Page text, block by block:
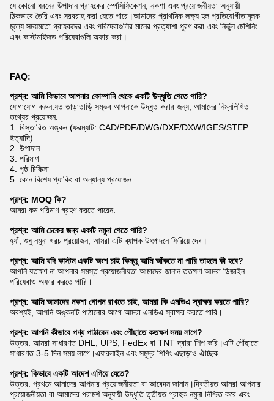
যে কোনো ধরনের উপাদান গ্রাহকের স্পেসিফিকেশন, নকশা এবং প্রয়োজনীয়তা অনুযায়ী
ঠিকভাবে তৈরি এবং সরবরাহ করা যেতে পারে।আমাদের প্রাথমিক লক্ষ্য হল প্রতিযোগীতামূলক
মূল্যে সময়মতো গ্রাহকদের এবং পরিষেবাগুলির মানের প্রত্যাশা পূরণ করা এবং নির্ভুল মেশিনিং
এবং কাস্টমাইজড পরিষেবাগুলি অফার করা।
FAQ:
প্রশ্ন: আমি কিভাবে আপনার কোম্পানি থেকে একটি উদ্ধৃতি পেতে পারি?
যোগাযোগ করুন.যত তাড়াতাড়ি সম্ভব আপনাকে উদ্ধৃত করার জন্য, আমাদের নিম্নলিখিত
তথ্যের প্রয়োজন:
1. বিস্তারিত অঙ্কন (ফরম্যাট: CAD/PDF/DWG/DXF/DXW/IGES/STEP
ইত্যাদি)
2. উপাদান
3. পরিমাণ
4. পৃষ্ঠ চিকিত্সা
5. কোন বিশেষ প্যাকিং বা অন্যান্য প্রয়োজন
প্রশ্ন: MOQ কি?
আমরা কম পরিমাণ গ্রহণ করতে পারেন.
প্রশ্ন: আমি চেকের জন্য একটি নমুনা পেতে পারি?
হ্যাঁ, শুধু নমুনা খরচ প্রয়োজন, আমরা এটি ব্যাপক উৎপাদনে ফিরিয়ে দেব।
প্রশ্ন: আমি যদি কাস্টম একটি অংশ চাই কিন্তু আমি আঁকতে না পারি তাহলে কী হবে?
আপনি যতক্ষণ না আপনার সমস্ত প্রয়োজনীয়তা আমাদের জানান ততক্ষণ আমরা ডিজাইন
পরিষেবাও অফার করতে পারি।
প্রশ্ন: আমি আমাদের নকশা গোপন রাখতে চাই, আমরা কি এনডিএ স্বাক্ষর করতে পারি?
অবশ্যই, আপনি অঙ্কনটি পাঠানোর আগে আমরা এনডিএ স্বাক্ষর করতে পারি।
প্রশ্ন: আপনি কীভাবে পণ্য পাঠাবেন এবং পৌঁছাতে কতক্ষণ সময় লাগে?
উত্তর: আমরা সাধারণত DHL, UPS, FedEx বা TNT দ্বারা শিপ করি।এটি পৌঁছাতে
সাধারণত 3-5 দিন সময় লাগে।এয়ারলাইন এবং সমুদ্র শিপিং এছাড়াও ঐচ্ছিক.
প্রশ্ন: কিভাবে একটি আদেশ এগিয়ে যেতে?
উত্তর: প্রথমে আমাদের আপনার প্রয়োজনীয়তা বা আবেদন জানান।দ্বিতীয়ত আমরা আপনার
প্রয়োজনীয়তা বা আমাদের পরামর্শ অনুযায়ী উদ্ধৃতি.তৃতীয়ত গ্রাহক নমুনা নিশ্চিত করে এবং